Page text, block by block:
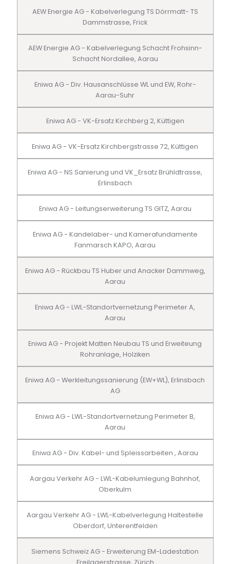
AEW Energie AG - Kabelverlegung TS Dörrmatt- TS
Dammstrasse, Frick
AEW Energie AG - Kabelverlegung Schacht Frohsinn-
Schacht Nordallee, Aarau
Eniwa AG - Div. Hausanschlüsse WL und EW, Rohr-
Aarau-Suhr
Eniwa AG - VK-Ersatz Kirchberg 2, Küttigen
Eniwa AG - VK-Ersatz Kirchbergstrasse 72, Küttigen
Eniwa AG - NS Sanierung und VK_Ersatz Brühldtrasse,
Erlinsbach
Eniwa AG - Leitungserweiterung TS GITZ, Aarau
Eniwa AG - Kandelaber- und Kamerafundamente
Fanmarsch KAPO, Aarau
Eniwa AG - Rückbau TS Huber und Anacker Dammweg,
Aarau
Eniwa AG - LWL-Standortvernetzung Perimeter A,
Aarau
Eniwa AG - Projekt Matten Neubau TS und Erweiteung
Rohranlage, Holziken
Eniwa AG - Werkleitungssanierung (EW+WL), Erlinsbach
AG
Eniwa AG - LWL-Standortvernetzung Perimeter B,
Aarau
Eniwa AG - Div. Kabel- und Spleissarbeiten , Aarau
Aargau Verkehr AG - LWL-Kabelumlegung Bahnhof,
Oberkulm
Aargau Verkehr AG - LWL-Kabelverlegung Haltestelle
Oberdorf, Unterentfelden
Siemens Schweiz AG - Erweiterung EM-Ladestation
Freilagerstrasse, Zürich